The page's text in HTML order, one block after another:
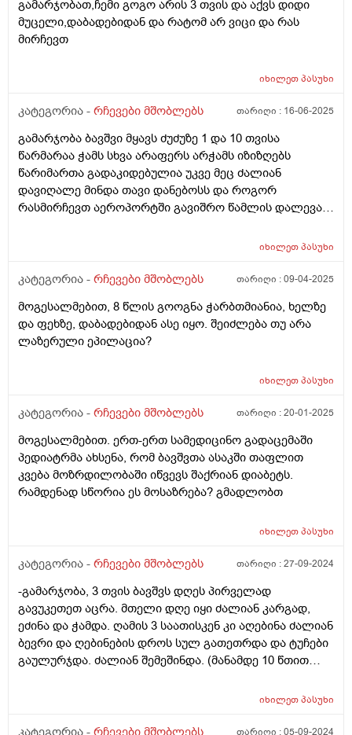
გამარჯობათ,ჩემი გოგო არის 3 თვის და აქვს დიდი
მუცელი,დაბადებიდან და რატომ არ ვიცი და რას
მირჩევთ
იხილეთპასუხი
კატეგორია - რჩევები მშობლებს თარიღი : 16-06-2025
გამარჯობა ბავშვი მყავს ძუძუზე 1 და 10 თვისა
წარმარაა ჭამს სხვა არაფერს არჭამს იზიზღებს
წარიმართა გადაკიდებულია უკვე მეც ძალიან
დავიღალე მინდა თავი დანებოსს და როგორ
რასმირჩევთ აეროპორტში გავიშრო წამლის დალევას
იხილეთპასუხი
კატეგორია - რჩევები მშობლებს თარიღი :09-04-2025
მოგესალმებით, 8 წლის გოოგნა ჭარბთმიანია, ხელზე
და ფეხზე, დაბადებიდან ასე იყო. შეიძლება თუ არა
ლაზერული ეპილაცია?
იხილეთპასუხი
კატეგორია - რჩევები მშობლებს თარიღი :20-01-2025
მოგესალმებით. ერთ-ერთ სამედიცინო გადაცემაში
პედიატრმა ახსენა, რომ ბავშვთა ასაკში თაფლით
კვება მოზრდილობაში იწვევს შაქრიან დიაბეტს.
რამდენად სწორია ეს მოსაზრება? გმადლობთ
იხილეთპასუხი
კატეგორია - რჩევები მშობლებს თარიღი :27-09-2024
-გამარჯობა, 3 თვის ბავშვს დღეს პირველად
გავუკეთეთ აცრა. მთელი დღე იყი ძალიან კარგად,
ეძინა და ჭამდა. ღამის 3 საათისკენ კი აღებინა ძალიან
ბევრი და ღებინების დროს სულ გათეთრდა და ტუჩები
გაულურჯდა. ძალიან შემეშინდა. (მანამდე 10 წთით
სასწრაფოს და სიცხეს უწევდა მაგ დროს ავარაუდოდო
მაინტერესევს ეს გალურჯება და გათეთრება საშიშია?
იხილეთპასუხი
თარიღი :05-09-2024